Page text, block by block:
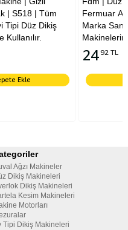
Fermuar Ayak | P36LN |
Marka Sanayi Tipi Düz Dikiş
Makinelerinde Kullanılır.
Sepete Ekle
Ağzı Makineler
Dikiş Makineleri
Dikiş Makineleri
Kesim Makineleri
Motorları
Tipi Dikiş Makineleri